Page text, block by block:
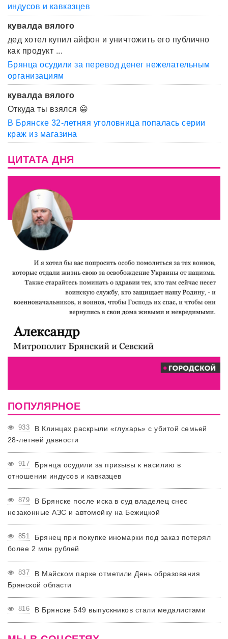
индусов и кавказцев
кувалда вялого
дед хотел купил айфон и уничтожить его публично
как продукт ...
Брянца осудили за перевод денег нежелательным
организациям
кувалда вялого
Откуда ты взялся 😀
В Брянске 32-летняя уголовница попалась серии
краж из магазина
ЦИТАТА ДНЯ
ПОПУЛЯРНОЕ
933
В Клинцах раскрыли «глухарь» с убитой семьей
28-летней давности
917
Брянца осудили за призывы к насилию в
отношении индусов и кавказцев
879
В Брянске после иска в суд владелец снес
незаконные АЗС и автомойку на Бежицкой
851
Брянец при покупке иномарки под заказ потерял
более 2 млн рублей
837
В Майском парке отметили День образования
Брянской области
816 В Брянске 549 выпускников стали медалистами